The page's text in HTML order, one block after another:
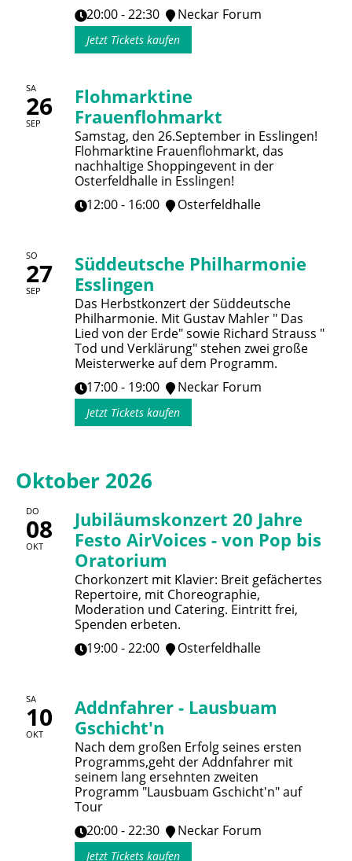
20:00 - 22:30
Neckar Forum
Jetzt Tickets kaufen
SA
26
SEP
Flohmarktine
Frauenflohmarkt
Samstag, den 26.September in Esslingen!
Flohmarktine Frauenflohmarkt, das
nachhaltige Shoppingevent in der
Osterfeldhalle in Esslingen!
12:00 - 16:00
Osterfeldhalle
SO
27
SEP
Süddeutsche Philharmonie
Esslingen
Das Herbstkonzert der Süddeutsche
Philharmonie. Mit Gustav Mahler " Das
Lied von der Erde" sowie Richard Strauss "
Tod und Verklärung" stehen zwei große
Meisterwerke auf dem Programm.
17:00 - 19:00
Neckar Forum
Jetzt Tickets kaufen
Oktober 2026
DO
08
OKT
Jubiläumskonzert 20 Jahre
Festo AirVoices - von Pop bis
Oratorium
Chorkonzert mit Klavier: Breit gefächertes
Repertoire, mit Choreographie,
Moderation und Catering. Eintritt frei,
Spenden erbeten.
19:00 - 22:00
Osterfeldhalle
SA
10
OKT
Addnfahrer - Lausbuam
Gschicht'n
Nach dem großen Erfolg seines ersten
Programms,geht der Addnfahrer mit
seinem lang ersehnten zweiten
Programm "Lausbuam Gschicht'n" auf
Tour
20:00 - 22:30
Neckar Forum
Jetzt Tickets kaufen